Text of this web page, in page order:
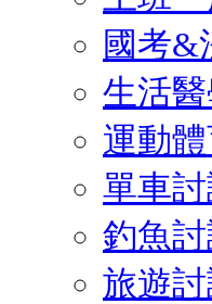
國考&
生活
運動
單車
釣魚
旅遊